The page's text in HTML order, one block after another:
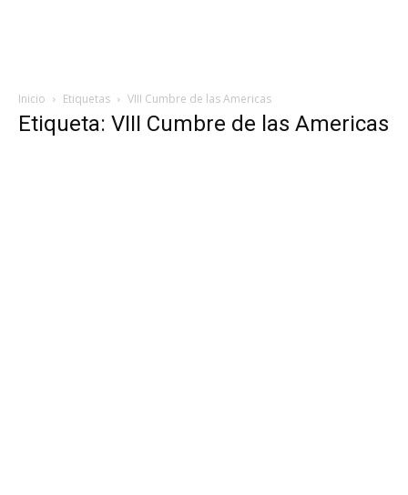
Inicio Etiquetas VIII Cumbre de las Americas
Etiqueta: VIII Cumbre de las Americas